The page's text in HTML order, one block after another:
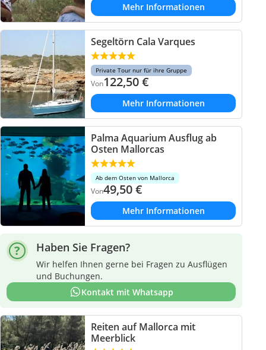
Mehr Informationen
Segeltörn Cala Varques
Private Tour nur für ihre Gruppe
Von122,50€
Mehr Informationen
Palma Aquarium Ausflug ab
Osten Mallorcas
Ab dem Osten von Mallorca
Von49,50€
Mehr Informationen
Haben Sie Fragen?
Wir helfen Ihnen gerne bei Fragen zu Ausflügen
und Buchungen.
Kontakt mit Whatsapp
Reiten auf Mallorca mit
Meerblick